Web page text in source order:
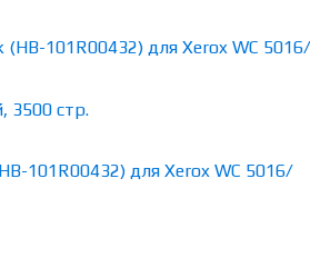
101R00432) для Xerox WC 5016/